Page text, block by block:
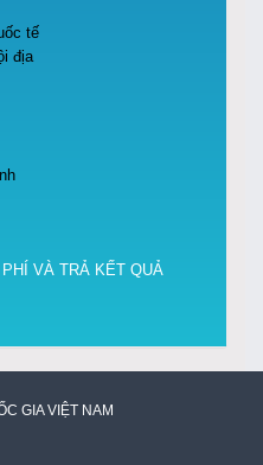
tế
địa
VÀ TRẢ KẾT QUẢ
GIA VIỆT NAM